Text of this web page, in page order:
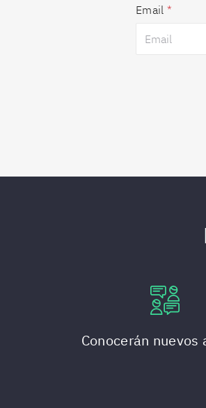
Email *
Conocerán nuevos